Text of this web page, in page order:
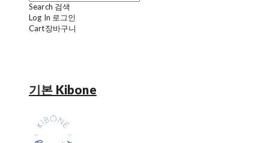
Search 검색
Log In 로그인
Cart장바구니
기본 Kibone